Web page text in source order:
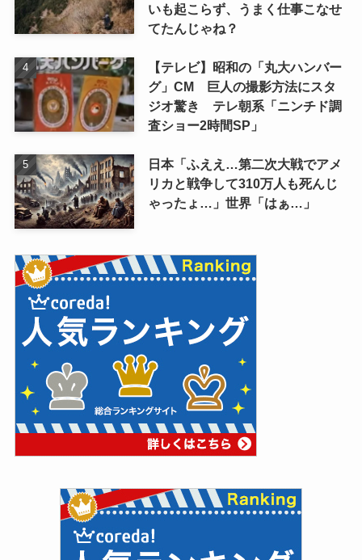
いも起こらず、うまく仕事こなせ
てたんじゃね？
【テレビ】昭和の「丸大ハンバー
グ」CM 巨人の撮影方法にスタ
ジオ驚き テレ朝系「ニンチド調
査ショー2時間SP」
日本「ふええ…第二次大戦でアメ
リカと戦争して310万人も死んじ
ゃったょ…」世界「はぁ…」